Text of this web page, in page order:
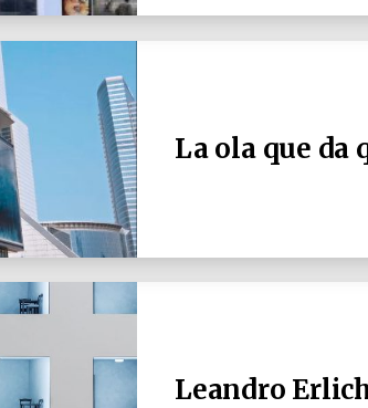
La ola que da
Leandro